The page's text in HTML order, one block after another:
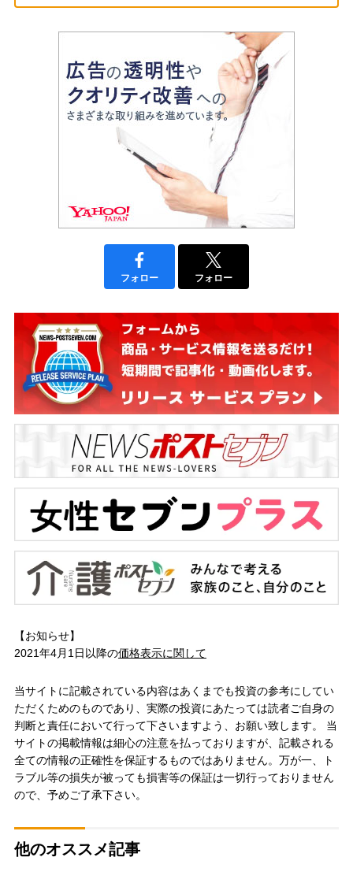
フォロー フォロー
【お知らせ】
2021年4月1日以降の価格表示に関して
当サイトに記載されている内容はあくまでも投資の参考にしてい
ただくためのものであり、実際の投資にあたっては読者ご自身の
判断と責任において行って下さいますよう、お願い致します。 当
サイトの掲載情報は細心の注意を払っておりますが、記載される
全ての情報の正確性を保証するものではありません。万が一、ト
ラブル等の損失が被っても損害等の保証は一切行っておりません
ので、予めご了承下さい。
他のオススメ記事